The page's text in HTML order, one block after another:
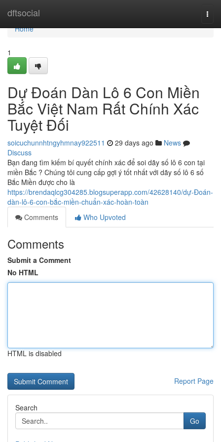
dftsocial
Home
Home
1
Dự Đoán Dàn Lô 6 Con Miền
Bắc Việt Nam Rất Chính Xác
Tuyệt Đối
soicuchunnhtngyhmnay922511 29 days ago
News
Discuss
Bạn đang tìm kiếm bí quyết chính xác để soi dãy số lô 6 con tại
miền Bắc ? Chúng tôi cung cấp gợi ý tốt nhất với dãy số lô 6 số
Bắc Miền được cho là
https://brendaqlcg304285.blogsuperapp.com/42628140/dự-Đoán-
dàn-lô-6-con-bắc-miền-chuẩn-xác-hoàn-toàn
Comments
Who Upvoted
Comments
Submit a Comment
No HTML
HTML is disabled
Report Page
Search
Go